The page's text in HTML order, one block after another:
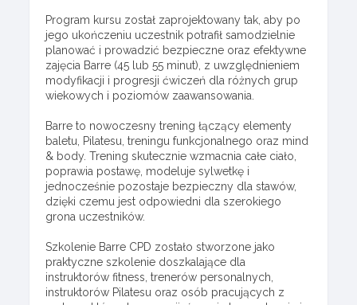
Program kursu został zaprojektowany tak, aby po
jego ukończeniu uczestnik potrafił samodzielnie
planować i prowadzić bezpieczne oraz efektywne
zajęcia Barre (45 lub 55 minut), z uwzględnieniem
modyfikacji i progresji ćwiczeń dla różnych grup
wiekowych i poziomów zaawansowania.
Barre to nowoczesny trening łączący elementy
baletu, Pilatesu, treningu funkcjonalnego oraz mind
& body. Trening skutecznie wzmacnia całe ciało,
poprawia postawę, modeluje sylwetkę i
jednocześnie pozostaje bezpieczny dla stawów,
dzięki czemu jest odpowiedni dla szerokiego
grona uczestników.
Szkolenie Barre CPD zostało stworzone jako
praktyczne szkolenie doszkalające dla
instruktorów fitness, trenerów personalnych,
instruktorów Pilatesu oraz osób pracujących z